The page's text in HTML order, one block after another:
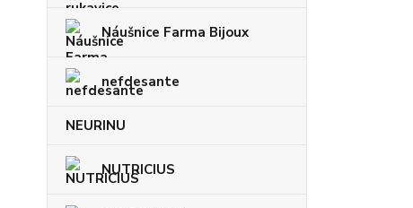
Náušnice Farma Bijoux
nefdesante
NEURINU
NUTRICIUS